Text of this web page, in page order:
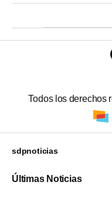
Todos los derechos
sdpnoticias
Últimas Noticias